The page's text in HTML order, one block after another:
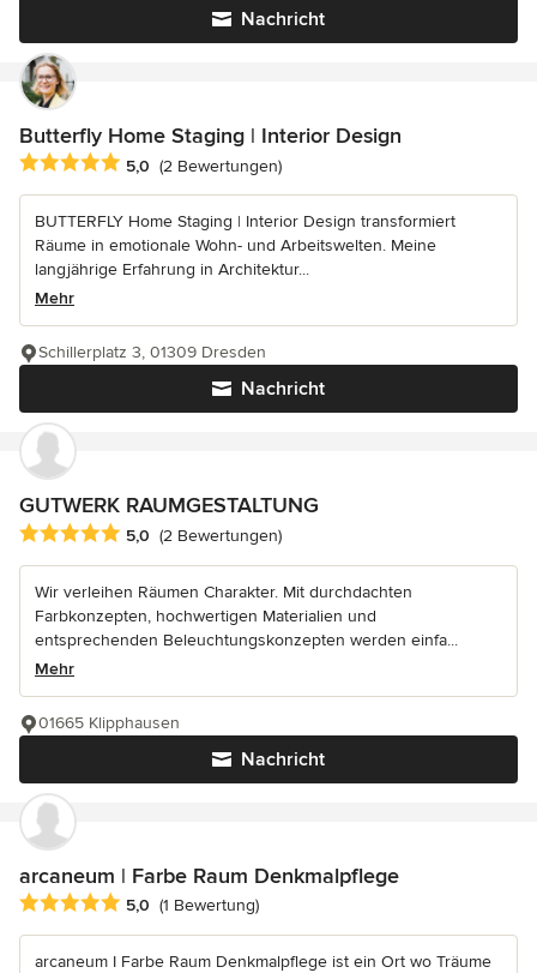
Nachricht
Butterfly Home Staging | Interior Design
Durchschnittliche Bewertung: 5 von 5 Sternen
5,0 (2 Bewertungen)
BUTTERFLY Home Staging | Interior Design transformiert
Räume in emotionale Wohn- und Arbeitswelten. Meine
langjährige Erfahrung in Architektur...
Mehr
Nachricht
Schillerplatz 3, 01309 Dresden
GUTWERK RAUMGESTALTUNG
Durchschnittliche Bewertung: 5 von 5 Sternen
5,0 (2 Bewertungen)
Wir verleihen Räumen Charakter. Mit durchdachten
Farbkonzepten, hochwertigen Materialien und
entsprechenden Beleuchtungskonzepten werden einfa...
Mehr
Nachricht
01665 Klipphausen
arcaneum | Farbe Raum Denkmalpflege
Durchschnittliche Bewertung: 5 von 5 Sternen
5,0 (1 Bewertung)
arcaneum I Farbe Raum Denkmalpflege ist ein Ort wo Träume